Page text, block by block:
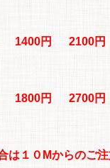
1400円 2100
1800円 2700
は１０Mからのご